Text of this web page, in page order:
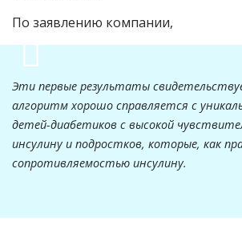
По заявлению компании,
Эти первые результаты
алгоритм хорошо справляется с
детей-диабетиков с высокой
инсулину и подростков, которые, как
сопротивляемостью инсулину.